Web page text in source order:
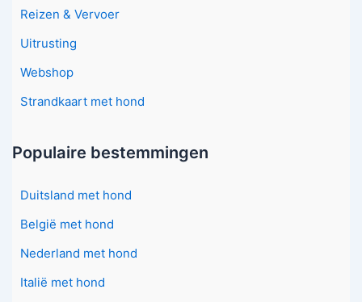
Reizen & Vervoer
Uitrusting
Webshop
Strandkaart met hond
Populaire bestemmingen
Duitsland met hond
België met hond
Nederland met hond
Italië met hond